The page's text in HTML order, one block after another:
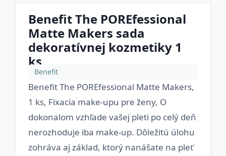
Benefit The POREfessional
Matte Makers sada
dekoratívnej kozmetiky 1
ks
Benefit
Benefit The POREfessional Matte Makers,
1 ks, Fixacia make-upu pre ženy, O
dokonalom vzhľade vašej pleti po celý deň
nerozhoduje iba make-up. Dôležitú úlohu
zohráva aj základ, ktorý nanášate na pleť